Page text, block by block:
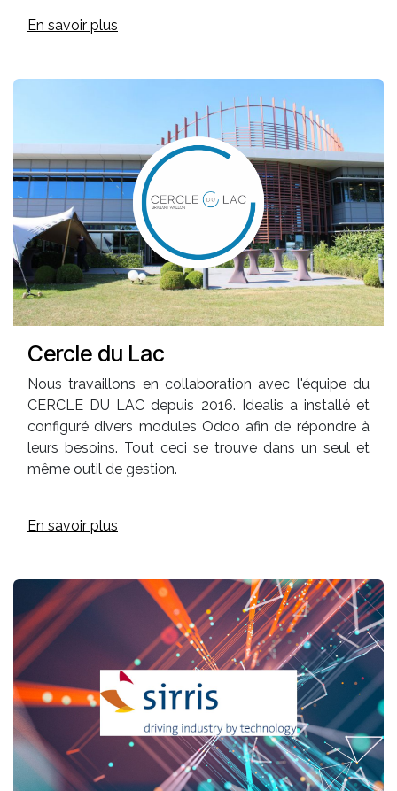
En savoir plus
Cercle du Lac
Nous travaillons en collaboration avec l'équipe du
CERCLE DU LAC depuis 2016. Idealis a installé et
configuré divers modules Odoo afin de répondre à
leurs besoins. Tout ceci se trouve dans un seul et
même outil de gestion.
En savoir plus